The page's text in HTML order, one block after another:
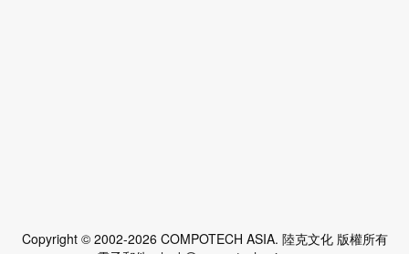
Copyright © 2002-2026 COMPOTECH ASIA. 陸克文化 版權所有